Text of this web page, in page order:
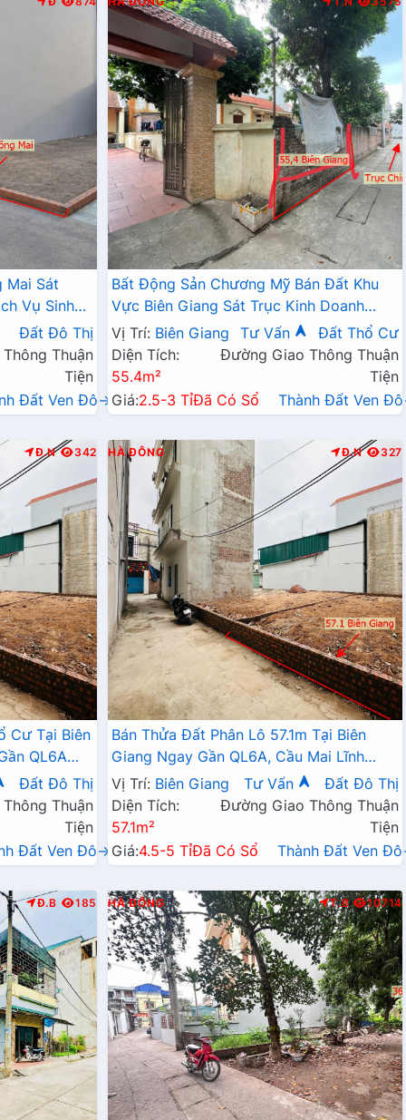
Mai Sát
Vụ Sinh
Đất Đô Thị
Thuận
Tiện
Đất Ven Đô→
Bất Động Sản Chương Mỹ Bán Đất Khu
Vực Biên Giang Sát Trục Kinh Doanh
Ngay Gần QL6A, Cầu Mai Lĩnh Đang Mở
Rộng
Vị Trí: Biên Giang Tư Vấn
Đất Thổ Cư
Diện Tích:
55.4m²
Đường Giao Thông Thuận
Tiện
Giá:2.5-3 TỉĐã Có Sổ Thành Đất Ven
Đ.N 342
Cư Tại Biên
QL6A
Đất Đô Thị
Thuận
Tiện
Đất Ven Đô→
HÀ ĐÔNG Đ.N 327
Bán Thửa Đất Phân Lô 57.1m Tại Biên
Giang Ngay Gần QL6A, Cầu Mai Lĩnh
Đang Mở Rộng Giá Chỉ Vài Tỷ
Vị Trí: Biên Giang Tư Vấn
Đất Đô Thị
Diện Tích:
57.1m²
Đường Giao Thông Thuận
Tiện
Giá:4.5-5 TỉĐã Có Sổ Thành Đất Ven
Đ.B 185 HÀ ĐÔNG T.B 10714